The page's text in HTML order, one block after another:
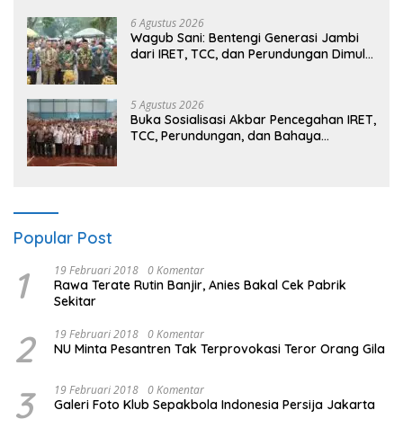
6 Agustus 2026
Wagub Sani: Bentengi Generasi Jambi
dari IRET, TCC, dan Perundungan Dimulai
5 Agustus 2026
Buka Sosialisasi Akbar Pencegahan IRET,
TCC, Perundungan, dan Bahaya
Popular Post
1 19 Februari 2018 0 Komentar
Rawa Terate Rutin Banjir, Anies Bakal Cek Pabrik
Sekitar
2 19 Februari 2018 0 Komentar
NU Minta Pesantren Tak Terprovokasi Teror Orang Gila
3 19 Februari 2018 0 Komentar
Galeri Foto Klub Sepakbola Indonesia Persija Jakarta